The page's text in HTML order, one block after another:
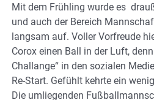
Mit dem Frühling wurde es
und auch der Bereich
langsam auf. Voller Vorfreude
Corox einen Ball in der Luft,
Challange“ in den sozialen
Re-Start. Gefühlt kehrte ein
Die umliegenden